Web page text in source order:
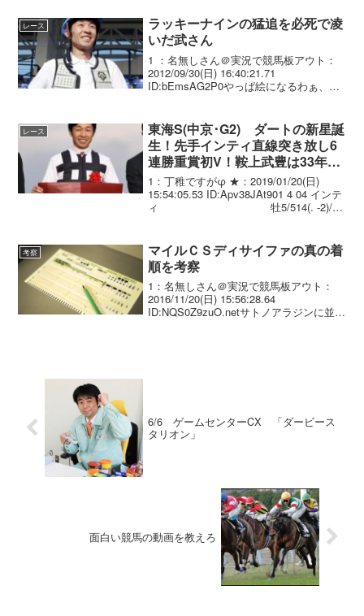
ブルマイ（牡3＝吉村、父...
レース
ラッキーナインの猛追を必死で凌
いだ武さん
1 ：名無しさん＠実況で競馬板アウト：
2012/09/30(日) 16:40:21.71
ID:bEmsAG2P0やっぱ絵になるわぁ、か
16:...
レース
東海S(中京･G2) ダートの新星誕
生！先手インティ直線突き放し6
連勝重賞初V！鞍上武豊は33年連
続重賞勝ち
1：丁稚ですがφ ★：2019/01/20(日)
15:54:05.53 ID:Apv38JAt901 4 04 インテ
ィ 牡5/514(. -2)/
考察
マイルＣＳディサイファの真の着
順を考察
1：名無しさん＠実況で競馬板アウト：
2016/11/20(日) 15:56:28.64
ID:NQS0Z9zuO.netサトノアラジンに並ぼ
6/6 ゲームセンターCX 「ダービース
タリオン」
面白い競馬の動画を教えろ